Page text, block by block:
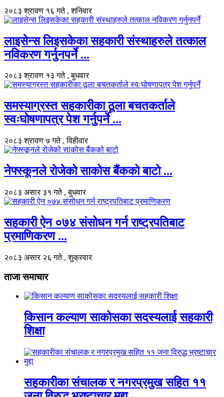
२०८३ श्रावण १६ गते , शनिवार
लाइसेन्स लिइसकेका सहकारी संस्थाहरुले तत्काल
नविकरण गर्नुनपर्ने ...
२०८३ श्रावण १३ गते , बुधवार
समस्याग्रस्त सहकारीका ठूला बचतकर्ताले
स्वःघोषणापत्र पेश गर्नुपर्ने ...
२०८३ श्रावण ७ गते , विहीवार
नेफ्स्कूनले रोजेको साकोस बैंकको बाटो ...
२०८३ असार ३१ गते , बुधवार
सहकारी ऐन ०७४ संसोधन गर्न राष्ट्रपतिबाट
प्रमाणिकरण ...
२०८३ असार २६ गते , शुक्रवार
ताजा समाचार
किसान कल्याण साकोसका सदस्यलाई सहकारी
शिक्षा
सहकारीका संचालक र नगरप्रमुख सहित ११